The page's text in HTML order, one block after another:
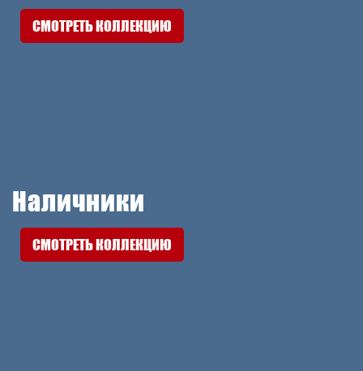
СМОТРЕТЬ КОЛЛЕКЦИЮ
Наличники
СМОТРЕТЬ КОЛЛЕКЦИЮ